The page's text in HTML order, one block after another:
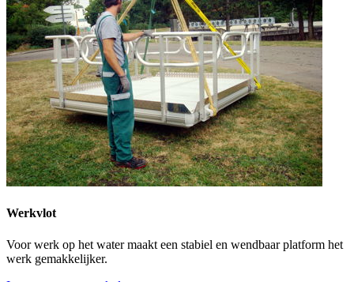
Werkvlot
Voor werk op het water maakt een stabiel en wendbaar platform het
werk gemakkelijker.